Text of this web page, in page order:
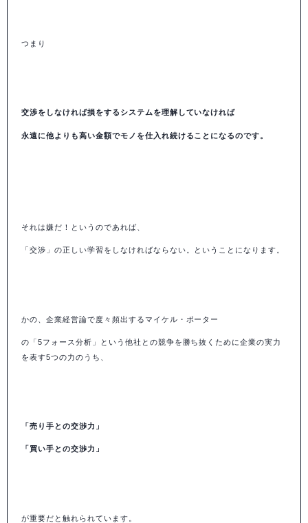
つまり
交渉をしなければ損をするシステムを理解していなければ
永遠に他よりも高い金額でモノを仕入れ続けることになるのです。
それは嫌だ！というのであれば、
「交渉」の正しい学習をしなければならない。ということになります。
かの、企業経営論で度々頻出するマイケル・ポーター
の「5フォース分析」という他社との競争を 勝ち抜くために企業の実力
を表す5つの力のうち、
「売り手との交渉力」
「買い手との交渉力」
が重要だと触れられています。